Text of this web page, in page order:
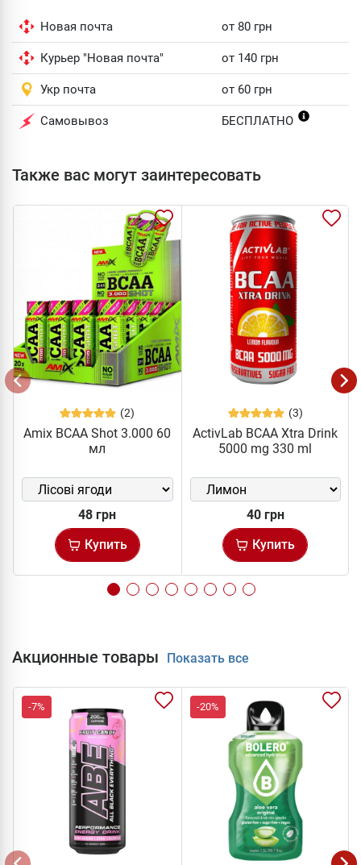
Новая почта от 80 грн
Курьер "Новая почта" от 140 грн
Укр почта от 60 грн
Самовывоз БЕСПЛАТНО
Также вас могут заинтересовать
(2)
Amix BCAA Shot 3.000 60
мл
48 грн
Купить
(3)
ActivLab BCAA Xtra Drink
5000 mg 330 ml
40 грн
Купить
Акционные товары Показать все
-7% -20%